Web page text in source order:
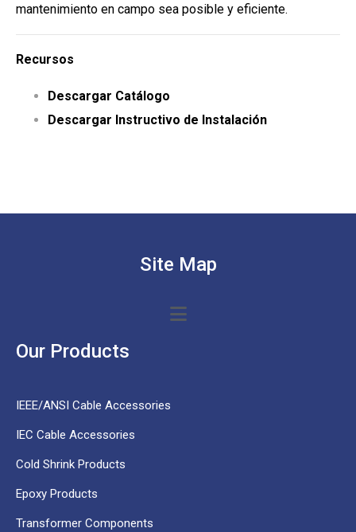
mantenimiento en campo sea posible y eficiente.
Recursos
Descargar Catálogo
Descargar Instructivo de Instalación
Site Map
Our Products
IEEE/ANSI Cable Accessories
IEC Cable Accessories
Cold Shrink Products
Epoxy Products
Transformer Components